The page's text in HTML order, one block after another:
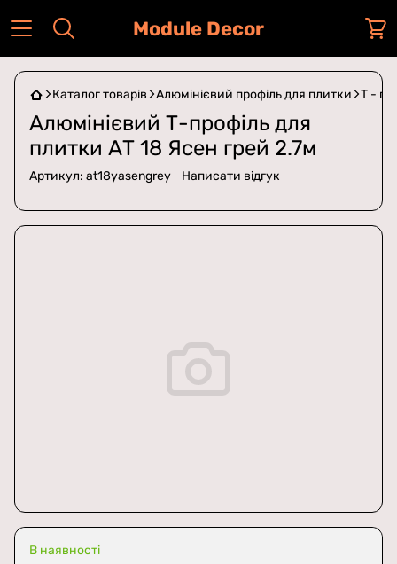
Module Decor
Каталог товарів Алюмінієвий профіль для плитки Т -
Алюмінієвий Т-профіль для
плитки АТ 18 Ясен грей 2.7м
Артикул: at18yasengrey Написати відгук
В наявності